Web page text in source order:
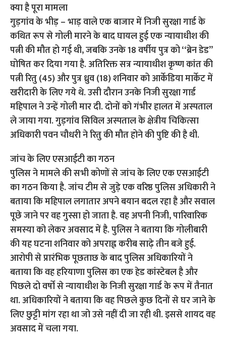
क्या है पूरा मामला
गुड़गांव के भीड़ – भाड़ वाले एक बाजार में निजी सुरक्षा गार्ड के
कथित रूप से गोली मारने के बाद घायल हुई एक न्यायाधीश की
पत्नी की मौत हो गई थी, जबकि उनके 18 वर्षीय पुत्र को ‘‘ब्रेन डेड’’
घोषित कर दिया गया है. अतिरिक्त सत्र न्यायाधीश कृष्ण कांत की
पत्नी रितु (45) और पुत्र ध्रुव (18) शनिवार को आर्केडिया मार्केट में
खरीदारी के लिए गये थे. उसी दौरान उनके निजी सुरक्षा गार्ड
महिपाल ने उन्हें गोली मार दी. दोनों को गंभीर हालत में अस्पताल
ले जाया गया. गुड़गांव सिविल अस्पताल के क्षेत्रीय चिकित्सा
अधिकारी पवन चौधरी ने रितु की मौत होने की पुष्टि की है थी.
जांच के लिए एसआईटी का गठन
पुलिस ने मामले की सभी कोणों से जांच के लिए एक एसआईटी
का गठन किया है. जांच टीम से जुड़े एक वरिष्ठ पुलिस अधिकारी ने
बताया कि महिपाल लगातार अपने बयान बदल रहा है और सवाल
पूछे जाने पर वह गुस्सा हो जाता है. वह अपनी निजी, पारिवारिक
समस्या को लेकर अवसाद में है. पुलिस ने बताया कि गोलीबारी
की यह घटना शनिवार को अपराह्न करीब साढ़े तीन बजे हुई.
आरोपी से प्रारंभिक पूछताछ के बाद पुलिस अधिकारियों ने
बताया कि वह हरियाणा पुलिस का एक हेड कांस्टेबल है और
पिछले दो वर्षों से न्यायाधीश के निजी सुरक्षा गार्ड के रूप में तैनात
था. अधिकारियों ने बताया कि वह पिछले कुछ दिनों से घर जाने के
लिए छुट्टी मांग रहा था जो उसे नहीं दी जा रही थी. इससे शायद वह
अवसाद में चला गया.